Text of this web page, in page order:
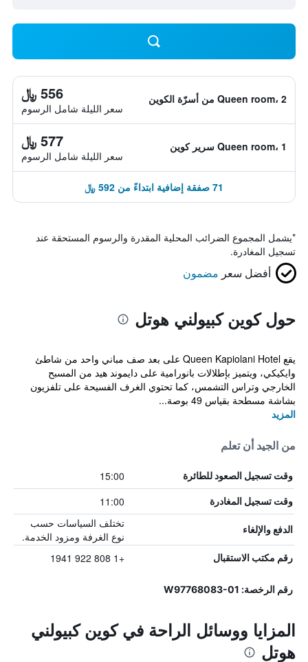
Queen room، 2 من أسرّة الكوين 556 ﷼
سعر الليلة شامل الرسوم
Queen room، 1 سرير كوين 577 ﷼
سعر الليلة شامل الرسوم
71 صفقة إضافية ابتداءً من 592 ﷼
*يشمل المجموع الضرائب المحلية المقدرة والرسوم المستحقة عند
تسجيل المغادرة.
أفضل سعر مضمون
حول كوين كبيولني هوتل
يقع Queen Kapiolani Hotel على بعد صف مباني واحد من شاطئ
وايكيكي، ويتميز بإطلالات بانورامية على دايموند هيد من المسبح
الخارجي وتراس التشمس، كما تحتوي الغرف الفسيحة على تلفزيون
بشاشة مسطحة بقياس 49 بوصة...
المزيد
من الجيد أن تعلم
وقت تسجيل الصعود للطائرة 15:00
وقت تسجيل المغادرة 11:00
الدفع والإلغاء
تختلف السياسات حسب
نوع الغرفة ومزود الخدمة.
رقم مكتب الاستقبال +1 808 922 1941
رقم الرخصة: W97768083-01
المزايا ووسائل الراحة في كوين كبيولني
هوتل